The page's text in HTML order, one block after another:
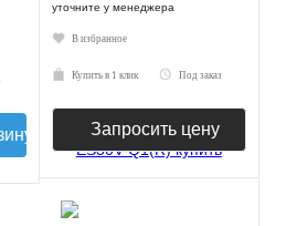
уточните у менеджера
В избранное
Купить в 1 клик Под заказ
Запросить цену